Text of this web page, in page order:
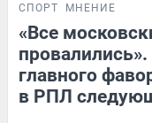
СПОРТ МНЕНИЕ
«Все
главного
в РПЛ